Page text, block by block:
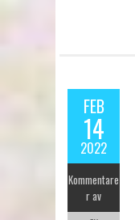
FEB
14
2022
Kommentare
r av